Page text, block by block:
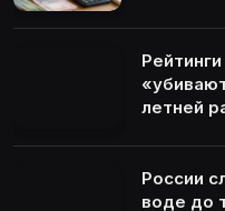
летней
России
воде до